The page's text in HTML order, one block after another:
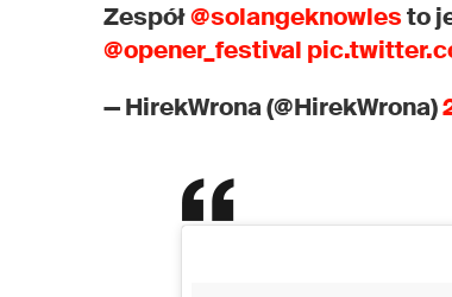
Zespół@solangeknowlesto
@opener_festival
— HirekWrona (@HirekWrona)